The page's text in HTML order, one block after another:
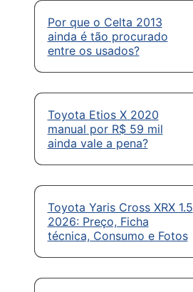
Por que o Celta 2013
ainda é tão procurado
entre os usados?
Toyota Etios X 2020
manual por R$ 59 mil
ainda vale a pena?
Toyota Yaris Cross XRX 1.5
2026: Preço, Ficha
técnica, Consumo e Fotos